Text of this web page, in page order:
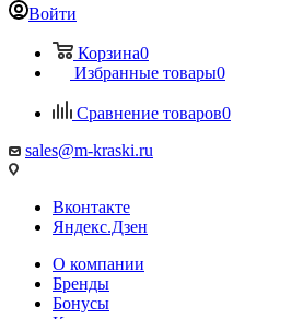
Войти
Корзина0
Избранные товары0
Сравнение товаров0
sales@m-kraski.ru
Вконтакте
Яндекс.Дзен
О компании
Бренды
Бонусы